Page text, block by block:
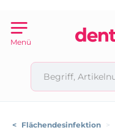
Menü
< Flächendesinfektion >